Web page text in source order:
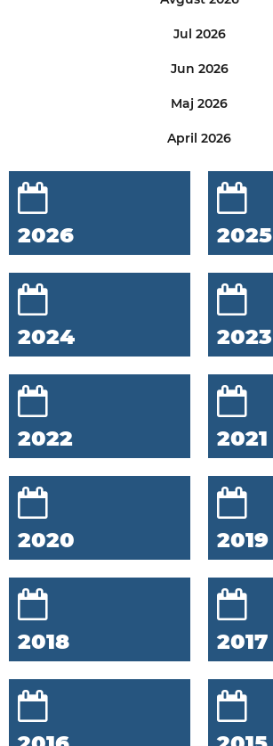
Jul 2026
Jun 2026
Maj 2026
April 2026
2026 2025
2024 2023
2022 2021
2020 2019
2018 2017